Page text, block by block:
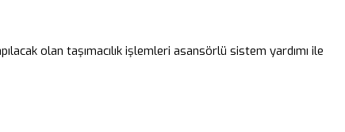
olan taşımacılık işlemleri asansörlü sistem yardımı ile